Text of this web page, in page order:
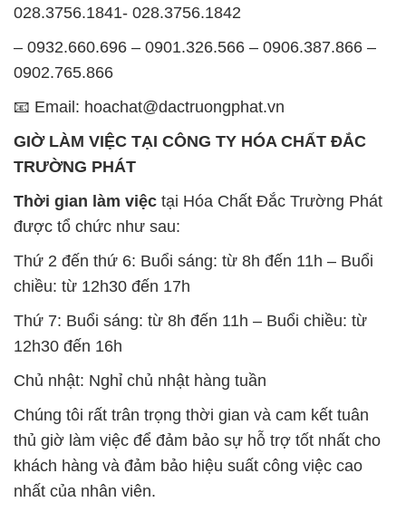
TRƯỜNG PHÁT
được tổ chức như sau:
Thứ 2 đến thứ 6: Buổi sáng: từ 8h đến 11h – Buổi
chiều: từ 12h30 đến 17h
Thứ 7: Buổi sáng: từ 8h đến 11h – Buổi chiều: từ
12h30 đến 16h
Chủ nhật: Nghỉ chủ nhật hàng tuần
thủ giờ làm việc để đảm bảo sự hỗ trợ tốt nhất cho
khách hàng và đảm bảo hiệu suất công việc cao
nhất của nhân viên.
BẢN ĐỒ MAP TẠI CÔNG TY HÓA CHẤT ĐẮC
TRƯỜNG PHÁT
ĐỊA CHỈ: 1229C Quốc lộ 1A, Phường Bình Trị
Đông B, Quận Bình Tân, Sài Gòn TP. Hồ Chí